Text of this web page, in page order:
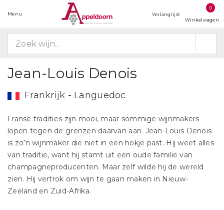
Menu Verlanglijst
0
Winkelwagen
Jean-Louis Denois
Frankrijk - Languedoc
Franse tradities zijn mooi, maar sommige wijnmakers
lopen tegen de grenzen daarvan aan. Jean-Louis Denois
is zo’n wijnmaker die niet in een hokje past. Hij weet alles
van traditie, want hij stamt uit een oude familie van
champagneproducenten. Maar zelf wilde hij de wereld
zien. Hij vertrok om wijn te gaan maken in Nieuw-
Zeeland en Zuid-Afrika.